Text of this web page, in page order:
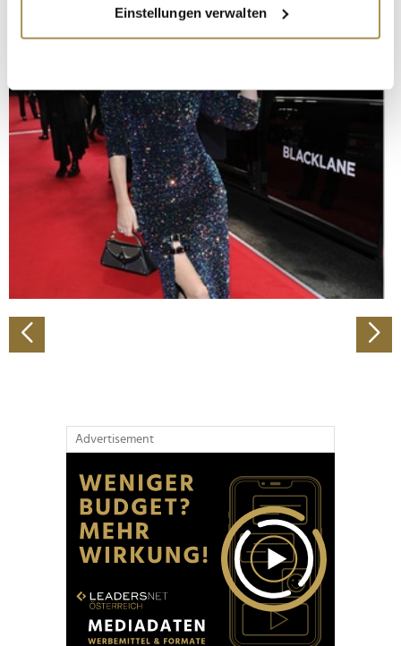
Informationen über Ihre geografische Lage
erfassen, welche bis auf einige Meter genau sein
bestimmten Merkmalen (Fingerprinting) identifizieren
Erfahren Sie mehr darüber, wie Ihre persönlichen Daten
verarbeitet werden, und legen Sie Ihre Präferenzen im
Abschnitt Einzelheitenfest.
Wir verwenden Cookies, um Inhalte und Anzeigen zu
personalisieren, Funktionen für soziale Medien anbieten
zu können und die Zugriffe auf unsere Website zu
analysieren. Außerdem geben wir Informationen zu Ihrer
Verwendung unserer Website an unsere Partner für
soziale Medien, Werbung und Analysen weiter. Unsere
Partner führen diese Informationen möglicherweise mit
Einstellungen verwalten
Advertisement